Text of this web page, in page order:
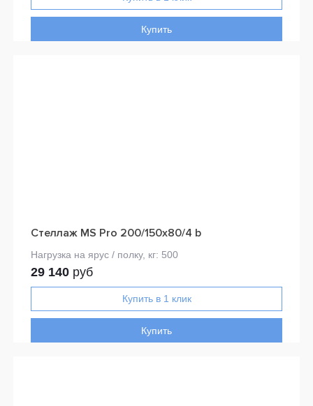
Купить
Стеллаж MS Pro 200/150x80/4 b
29 140 руб
Купить